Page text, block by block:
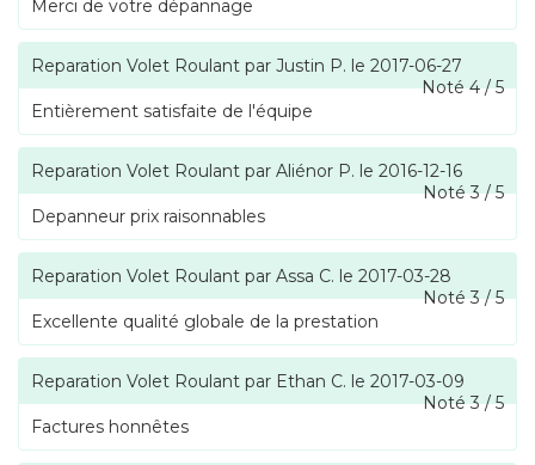
Merci de votre dépannage
Reparation Volet Roulant par Justin P. le 2017-06-27
Noté4/5
Entièrement satisfaite de l'équipe
Reparation Volet Roulant par Aliénor P. le 2016-12-16
Noté3/5
Depanneur prix raisonnables
Reparation Volet Roulant par Assa C. le 2017-03-28
Noté3/5
Excellente qualité globale de la prestation
Reparation Volet Roulant par Ethan C. le 2017-03-09
Noté3/5
Factures honnêtes